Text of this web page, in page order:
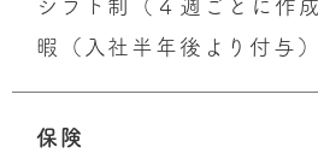
シフト制（４週ごとに作
暇（入社半年後より付与）
保険